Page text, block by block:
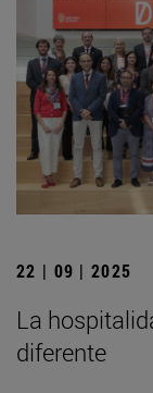
22 | 09 | 2025
La
diferente